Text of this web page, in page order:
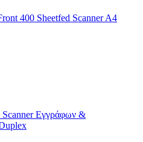
400 Sheetfed Scanner A4
Εγγράφων &